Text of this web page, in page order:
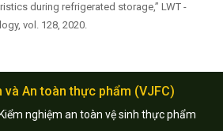
during refrigerated storage,” LWT -
vol. 128, 2020.
An toàn thực phẩm (VJFC)
nghiệm an toàn vệ sinh thực phẩm